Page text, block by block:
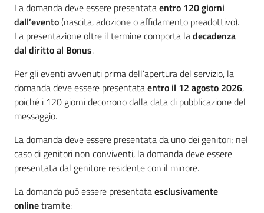
La domanda deve essere presentataentro 120 giorni
dall’evento(nascita, adozione o affidamento preadottivo).
La presentazione oltre il termine comporta ladecadenza
dal diritto al Bonus.
Per gli eventi avvenuti prima dell’apertura del servizio, la
domanda deve essere presentataentro il 12 agosto 2026,
poiché i 120 giorni decorrono dalla data di pubblicazione del
messaggio.
La domanda deve essere presentata da uno dei genitori; nel
caso di genitori non conviventi, la domanda deve essere
presentata dal genitore residente con il minore.
La domanda può essere presentataesclusivamente
onlinetramite: